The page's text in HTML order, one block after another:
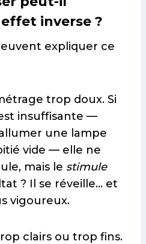
inverse ?
expliquer ce
trop doux. Si
insuffisante —
une lampe
vide — elle ne
mais le stimule
? Il se réveille… et
vigoureux.
clairs ou trop fins.